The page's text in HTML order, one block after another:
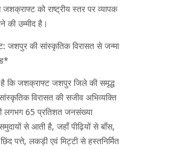
को राष्ट्रीय स्तर पर व्यापक
की उम्मीद है।
जशपुर की सांस्कृतिक विरासत से जन्मा
कि जशक्राफ्ट जशपुर जिले की समृद्ध
विरासत की सजीव अभिव्यक्ति
लगभग 65 प्रतिशत जनसंख्या
से आती है, जहाँ पीढ़ियों से बाँस,
पत्ते, लकड़ी एवं मिट्टी से हस्तनिर्मित